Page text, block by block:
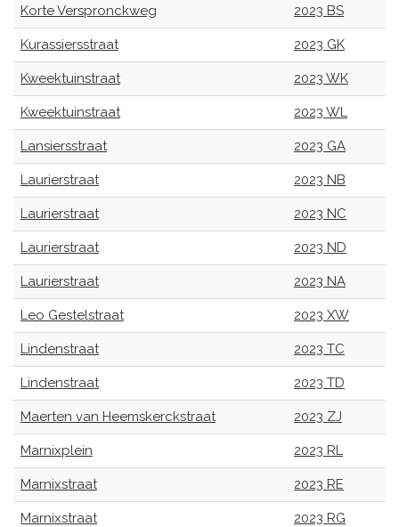
Korte Verspronckweg 2023 BS
Kurassiersstraat 2023 GK
Kweektuinstraat 2023 WK
Kweektuinstraat 2023 WL
Lansiersstraat 2023 GA
Laurierstraat 2023 NB
Laurierstraat 2023 NC
Laurierstraat 2023 ND
Laurierstraat 2023 NA
Leo Gestelstraat 2023 XW
Lindenstraat 2023 TC
Lindenstraat 2023 TD
Maerten van Heemskerckstraat 2023 ZJ
Marnixplein 2023 RL
Marnixstraat 2023 RE
Marnixstraat 2023 RG